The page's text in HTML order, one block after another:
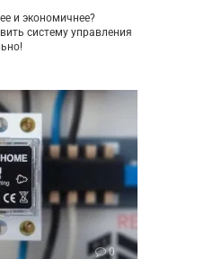
и экономичнее?
систему управления
0